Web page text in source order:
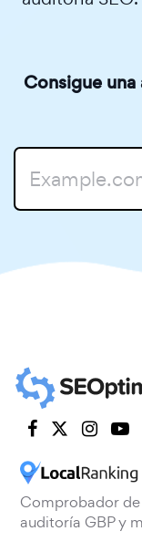
Consigue
Comprobador
auditoría GBP y